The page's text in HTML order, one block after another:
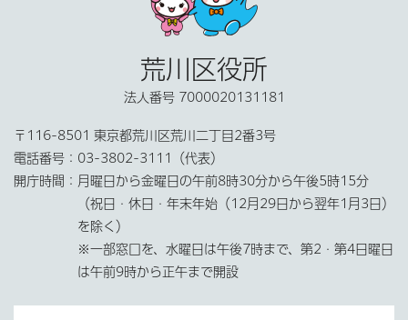
荒川区役所
法人番号 7000020131181
〒116-8501 東京都荒川区荒川二丁目2番3号
電話番号： 03-3802-3111（代表）
開庁時間： 月曜日から金曜日の午前8時30分から午後5時15分
（祝日・休日・年末年始（12月29日から翌年1月3日）
を除く）
※一部窓口を、水曜日は午後7時まで、第2・第4日曜日
は午前9時から正午まで開設